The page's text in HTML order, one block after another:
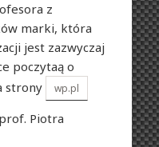
z
marki, która
jest zazwyczaj
poczytaą o
strony
wp.pl
Piotra